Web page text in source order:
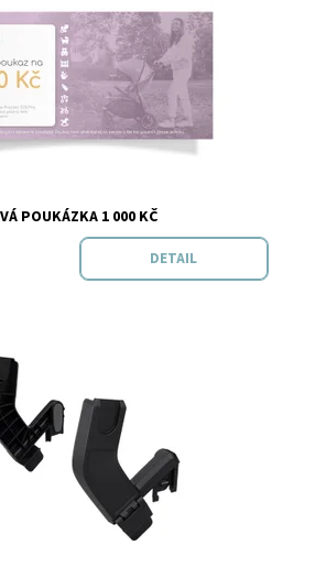
Skladem
Petto
POUKÁZKA 1 000 KČ
DETAIL
Skladem